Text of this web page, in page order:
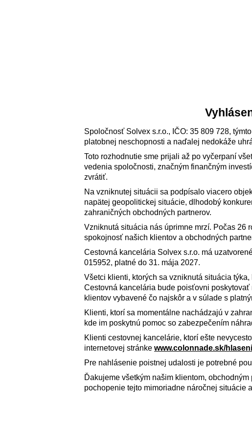
Spoločnosť Solvex s.r.o., IČO: 35 809 728,
platobnej neschopnosti a naďalej nedokáže
Toto rozhodnutie sme prijali až po vyčerpaní
vedenia spoločnosti, značným finančným
zvrátiť.
Na vzniknutej situácii sa podpísalo viacero
napätej geopolitickej situácie, dlhodobý
zahraničných obchodných partnerov.
Vzniknutá situácia nás úprimne mrzí. Počas 26
spokojnosť našich klientov a obchodných
Cestovná kancelária Solvex s.r.o. má
015952, platné do 31. mája 2027.
Všetci klienti, ktorých sa vzniknutá situácia
Cestovná kancelária bude poisťovni
klientov vybavené čo najskôr a v súlade s
Klienti, ktorí sa momentálne nachádzajú v
kde im poskytnú pomoc so zabezpečením
Klienti cestovnej kancelárie, ktorí ešte
internetovej stránke www.colonnade.sk/
Pre nahlásenie poistnej udalosti je potrebné
Ďakujeme všetkým našim klientom,
pochopenie tejto mimoriadne náročnej situácie